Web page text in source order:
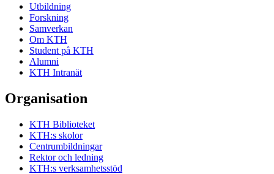
Utbildning
Forskning
Samverkan
Om KTH
Student på KTH
Alumni
KTH Intranät
Organisation
KTH Biblioteket
KTH:s skolor
Centrumbildningar
Rektor och ledning
KTH:s verksamhetsstöd